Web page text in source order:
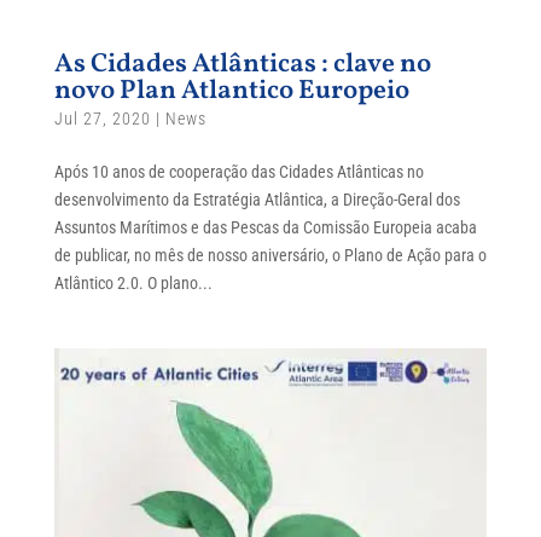
As Cidades Atlânticas : clave no
novo Plan Atlantico Europeio
Jul 27, 2020 | News
Após 10 anos de cooperação das Cidades Atlânticas no
desenvolvimento da Estratégia Atlântica, a Direção-Geral dos
Assuntos Marítimos e das Pescas da Comissão Europeia acaba
de publicar, no mês de nosso aniversário, o Plano de Ação para o
Atlântico 2.0. O plano...